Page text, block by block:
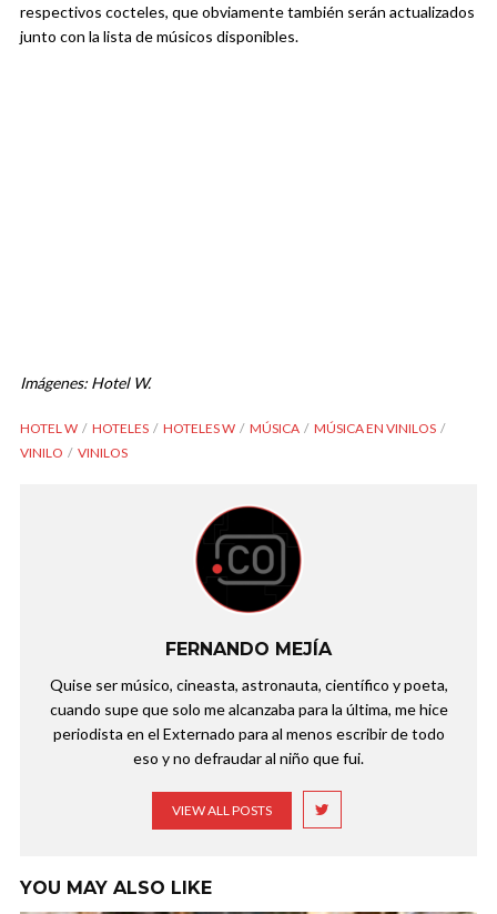
respectivos cocteles, que obviamente también serán actualizados
junto con la lista de músicos disponibles.
Imágenes: Hotel W.
HOTEL W HOTELES HOTELES W MÚSICA
MÚSICA EN VINILOS
VINILO
VINILOS
FERNANDO MEJÍA
Quise ser músico, cineasta, astronauta, científico y poeta,
cuando supe que solo me alcanzaba para la última, me hice
periodista en el Externado para al menos escribir de todo
eso y no defraudar al niño que fui.
VIEW ALL POSTS
YOU MAY ALSO LIKE